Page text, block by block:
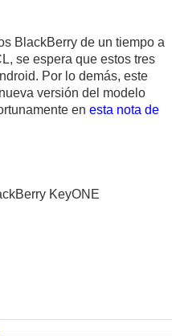
BlackBerry de un tiempo a
se espera que estos tres
Por lo demás, este
versión del modelo
en esta nota de
KeyONE